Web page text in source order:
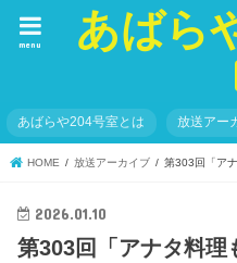
あばら
menu
あばらや204号室とは 放送アー
HOME 放送アーカイブ 第303回「ア
2026.01.10
第303回「アナタ料理